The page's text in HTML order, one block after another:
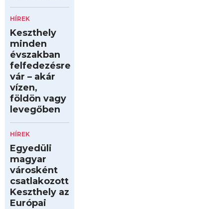
HÍREK
Keszthely
minden
évszakban
felfedezésre
vár – akár
vízen,
földön vagy
levegőben
HÍREK
Egyedüli
magyar
városként
csatlakozott
Keszthely az
Európai